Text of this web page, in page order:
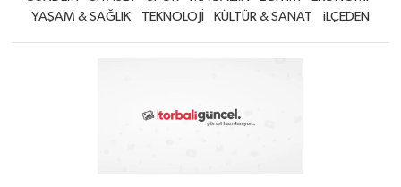
YAŞAM & SAĞLIK
TEKNOLOJİ KÜLTÜR & SANAT iLÇEDEN